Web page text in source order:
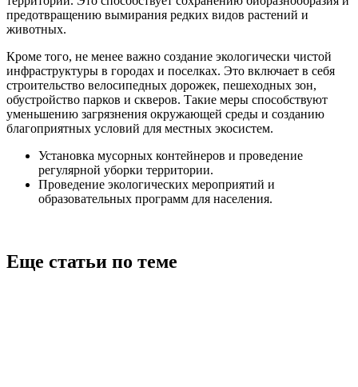
предотвращению вымирания редких видов растений и
животных.
Кроме того, не менее важно создание экологически чистой
инфраструктуры в городах и поселках. Это включает в себя
строительство велосипедных дорожек, пешеходных зон,
обустройство парков и скверов. Такие меры способствуют
уменьшению загрязнения окружающей среды и созданию
благоприятных условий для местных экосистем.
Установка мусорных контейнеров и проведение
регулярной уборки территории.
Проведение экологических мероприятий и
образовательных программ для населения.
Еще статьи по теме